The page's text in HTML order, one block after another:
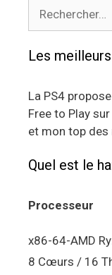
Les
La PS4
Free to Play
et mon top des
Quel est le
Processeur
x86-64-AMD
8 Cœurs / 16